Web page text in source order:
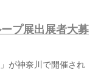
プ展出展者大募
が神奈川で開催され